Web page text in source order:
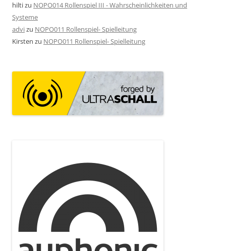
hiltizu NOPO014 Rollenspiel III - Wahrscheinlichkeiten und
Systeme
advizu NOPO011 Rollenspiel- Spielleitung
Kirsten zu NOPO011 Rollenspiel- Spielleitung